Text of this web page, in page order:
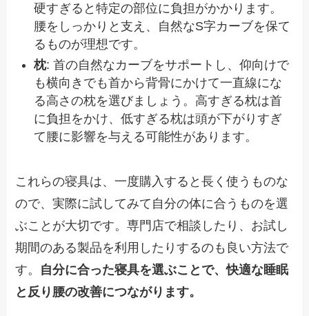
硬すぎると特定の部位に負担がかかります。
腰をしっかりと支え、自然なS字カーブを保て
るものが理想です。
枕: 首の自然なカーブをサポートし、仰向けで
も横向きでも首から背骨にかけて一直線にな
る高さの枕を選びましょう。高すぎる枕は首
に負担をかけ、低すぎる枕は頭が下がりすぎ
て腰に影響を与える可能性があります。
これらの寝具は、一度購入すると長く使うものな
ので、実際に試してみて自分の体に合うものを選
ぶことが大切です。専門店で相談したり、お試し
期間のある製品を利用したりするのも良い方法で
す。 自分に合った寝具を選ぶことで、快適な睡眠
と反り腰の改善につながります。